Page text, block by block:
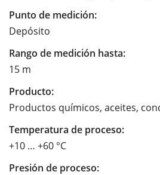
Punto de medición:
Depósito
Rango de medición hasta:
15 m
Producto:
Productos químicos, aceites,
Temperatura de proceso:
+10 … +60 °C
Presión de proceso: